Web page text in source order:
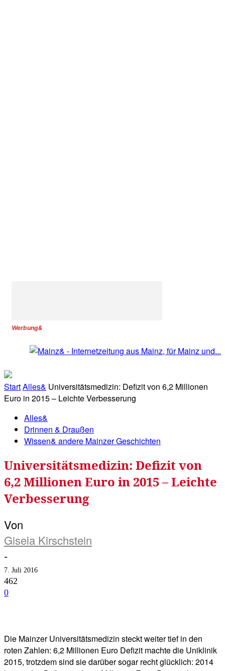
Werbung&
StartAlles& Universitätsmedizin: Defizit von 6,2 Millionen
Euro in 2015 – Leichte Verbesserung
Alles&
Drinnen & Draußen
Wissen& andere Mainzer Geschichten
Universitätsmedizin: Defizit von
6,2 Millionen Euro in 2015 – Leichte
Verbesserung
Von
Gisela Kirschstein
-
7. Juli 2016
462
0
Die Mainzer Universitätsmedizin steckt weiter tief in den
roten Zahlen: 6,2 Millionen Euro Defizit machte die Uniklinik
2015, trotzdem sind sie darüber sogar recht glücklich: 2014